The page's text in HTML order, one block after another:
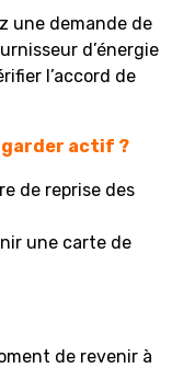
une demande de
d’énergie
l’accord de
garder actif ?
de reprise des
une carte de
de revenir à